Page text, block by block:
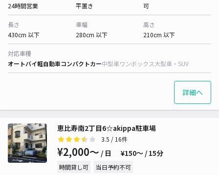
24時間営業
平置き
可
長さ
430cm 以下
車幅
280cm 以下
高さ
210cm 以下
対応車種
オートバイ軽自動車コンパクトカー中型車ワンボックス大型車・SUV
詳細へ
恵比寿南2丁目6☆akippa駐車場
3.5 / 16件
¥2,000〜 / 日 ¥150〜 / 15分
時間貸し可 当日予約不可